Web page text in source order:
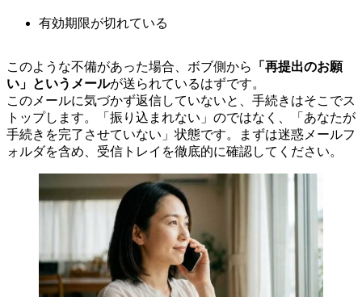
有効期限が切れている
このような不備があった場合、ボブ側から
「再提出のお願
い」というメールが送られているはずです。
このメールに気づかず返信していないと、手続きはそこでス
トップします。「振り込まれない」のではなく、「あなたが
手続きを完了させていない」状態です。まずは迷惑メールフ
ォルダを含め、受信トレイを徹底的に確認してください。